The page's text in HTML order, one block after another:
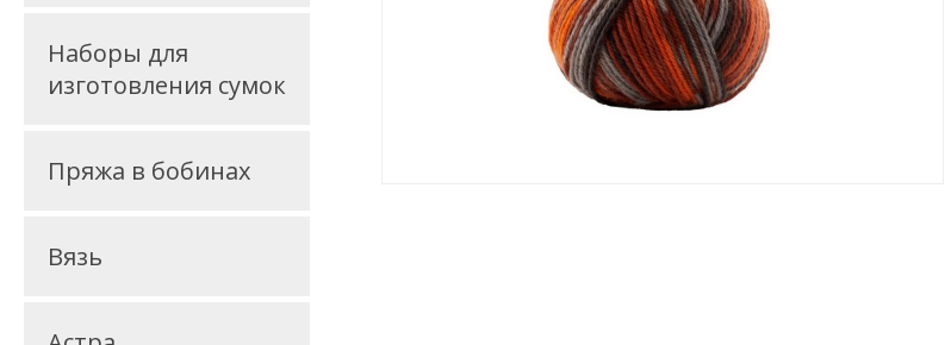
Наборы для
изготовления сумок
Пряжа в бобинах
Вязь